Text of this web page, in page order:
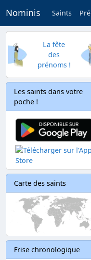
Nominis Saints
La fête
des
prénoms !
Les saints dans votre
poche !
Carte des saints
Frise chronologique